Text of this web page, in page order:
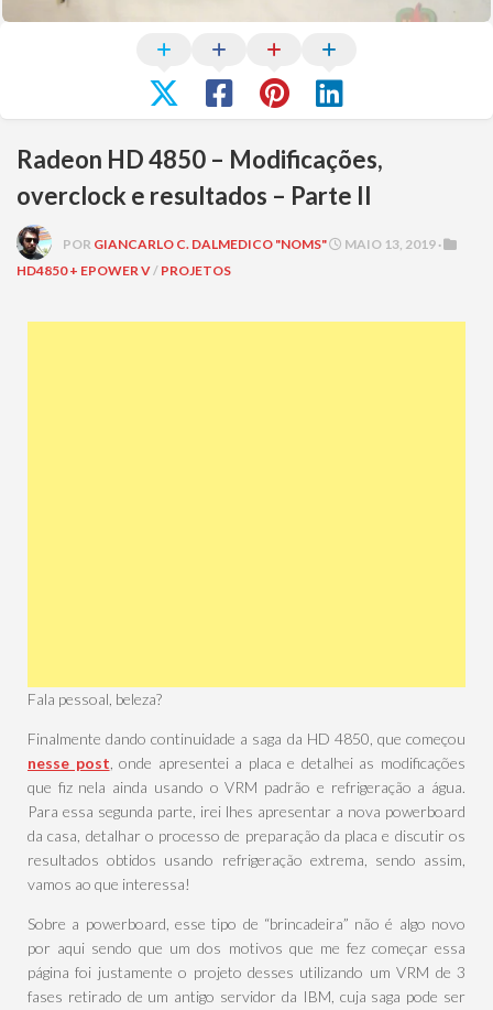
Radeon HD 4850 – Modificações,
overclock e resultados – Parte II
POR GIANCARLO C. DALMEDICO "NOMS"
MAIO 13, 2019 ·
HD4850 + EPOWER V/ PROJETOS
Fala pessoal, beleza?
Finalmente dando continuidade a saga da HD 4850, que começou
nesse post , onde apresentei a placa e detalhei as modificações
que fiz nela ainda usando o VRM padrão e refrigeração a água.
Para essa segunda parte, irei lhes apresentar a nova powerboard
da casa, detalhar o processo de preparação da placa e discutir os
resultados obtidos usando refrigeração extrema, sendo assim,
vamos ao que interessa!
Sobre a powerboard, esse tipo de “brincadeira” não é algo novo
por aqui sendo que um dos motivos que me fez começar essa
página foi justamente o projeto desses utilizando um VRM de 3
fases retirado de um antigo servidor da IBM, cuja saga pode ser